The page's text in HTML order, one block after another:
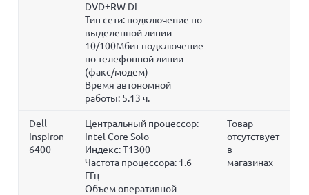
DVD±RW DL
Тип сети: подключение по
выделенной линии
10/100Мбит подключение
по телефонной линии
(факс/модем)
Время автономной
работы: 5.13 ч.
Dell
Inspiron
6400
Центральный процессор:
Intel Core Solo
Индекс: T1300
Частота процессора: 1.6
ГГц
Объем оперативной
Товар
отсутствует
в
магазинах